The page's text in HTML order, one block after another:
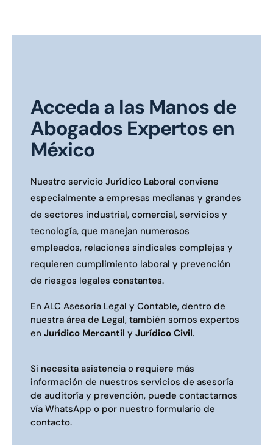
Acceda a las Manos de
Abogados Expertos en
México
Nuestro servicio Jurídico Laboral conviene
especialmente a empresas medianas y grandes
de sectores industrial, comercial, servicios y
tecnología, que manejan numerosos
empleados, relaciones sindicales complejas y
requieren cumplimiento laboral y prevención
de riesgos legales constantes.
En ALC Asesoría Legal y Contable, dentro de
nuestra área de Legal, también somos expertos
en Jurídico Mercantil y Jurídico Civil.
Si necesita asistencia o requiere más
información de nuestros servicios de asesoría
de auditoría y prevención, puede contactarnos
vía WhatsApp o por nuestro formulario de
contacto.